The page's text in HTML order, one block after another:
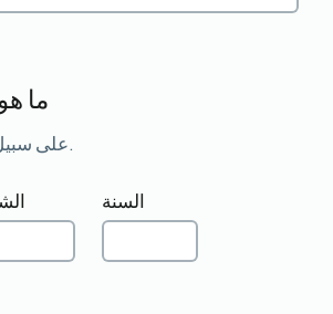
ما
على سبيل المثال، 15 3 1984.
السنة